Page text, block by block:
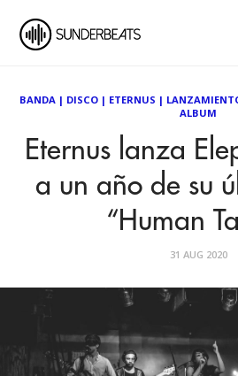
BANDA | DISCO | ETERNUS |
ALBUM
Eternus lanza
a un año de su
“Human
31 AUG 2020